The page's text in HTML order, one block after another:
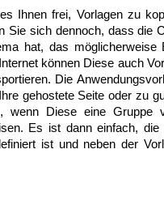
Ihnen frei, Vorlagen zu
Sie sich dennoch, dass die
hat, das
können Diese auch
Die
gehostete Seite oder zu
wenn Diese eine Gruppe
Es ist dann einfach,
ist und neben der